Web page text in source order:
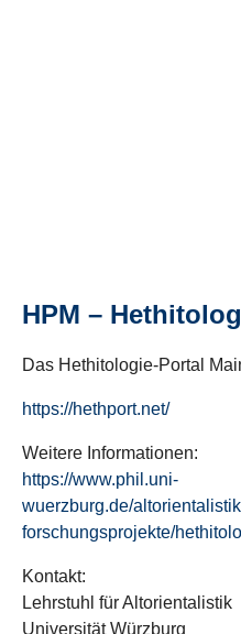
HPM –
Das Hethitologie-Portal
https://hethport.net/
Weitere Informationen:
https://www.phil.uni-
wuerzburg.de/
forschungsprojekte/
Kontakt:
Lehrstuhl für Altorientalistik
Universität Würzburg